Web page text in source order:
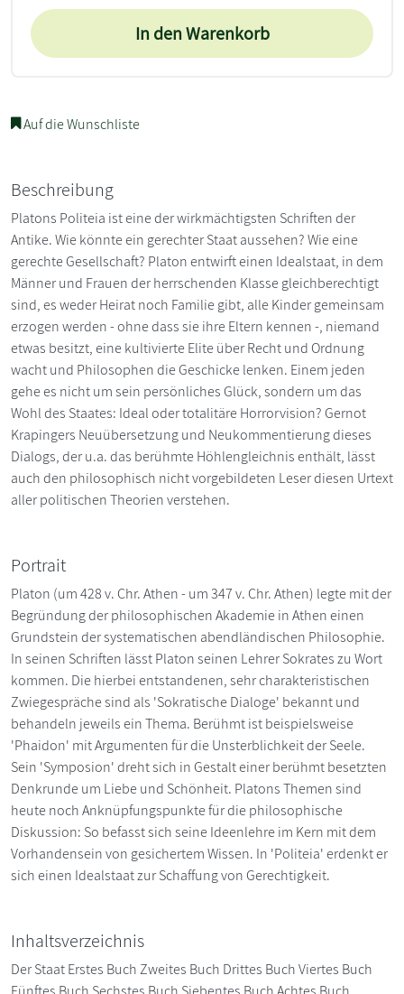
In den Warenkorb
Auf die Wunschliste
Beschreibung
Platons Politeia ist eine der wirkmächtigsten Schriften der
Antike. Wie könnte ein gerechter Staat aussehen? Wie eine
gerechte Gesellschaft? Platon entwirft einen Idealstaat, in dem
Männer und Frauen der herrschenden Klasse gleichberechtigt
sind, es weder Heirat noch Familie gibt, alle Kinder gemeinsam
erzogen werden - ohne dass sie ihre Eltern kennen -, niemand
etwas besitzt, eine kultivierte Elite über Recht und Ordnung
wacht und Philosophen die Geschicke lenken. Einem jeden
gehe es nicht um sein persönliches Glück, sondern um das
Wohl des Staates: Ideal oder totalitäre Horrorvision? Gernot
Krapingers Neuübersetzung und Neukommentierung dieses
Dialogs, der u.a. das berühmte Höhlengleichnis enthält, lässt
auch den philosophisch nicht vorgebildeten Leser diesen Urtext
aller politischen Theorien verstehen.
Portrait
Platon (um 428 v. Chr. Athen - um 347 v. Chr. Athen) legte mit der
Begründung der philosophischen Akademie in Athen einen
Grundstein der systematischen abendländischen Philosophie.
In seinen Schriften lässt Platon seinen Lehrer Sokrates zu Wort
kommen. Die hierbei entstandenen, sehr charakteristischen
Zwiegespräche sind als 'Sokratische Dialoge' bekannt und
behandeln jeweils ein Thema. Berühmt ist beispielsweise
'Phaidon' mit Argumenten für die Unsterblichkeit der Seele.
Sein 'Symposion' dreht sich in Gestalt einer berühmt besetzten
Denkrunde um Liebe und Schönheit. Platons Themen sind
heute noch Anknüpfungspunkte für die philosophische
Diskussion: So befasst sich seine Ideenlehre im Kern mit dem
Vorhandensein von gesichertem Wissen. In 'Politeia' erdenkt er
sich einen Idealstaat zur Schaffung von Gerechtigkeit.
Inhaltsverzeichnis
Der Staat Erstes Buch Zweites Buch Drittes Buch Viertes Buch